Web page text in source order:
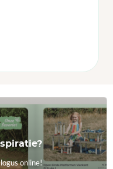
online!